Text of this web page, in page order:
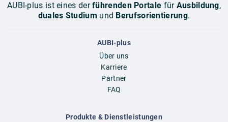
AUBI-plus ist eines derführenden Portale für Ausbildung,
duales Studium und Berufsorientierung.
AUBI-plus
Über uns
Karriere
Partner
FAQ
Produkte & Dienstleistungen